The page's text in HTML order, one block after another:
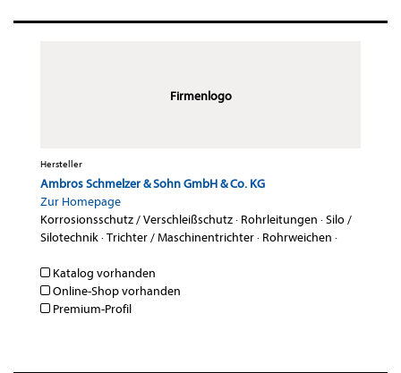
Firmenlogo
Hersteller
Ambros Schmelzer & Sohn GmbH & Co. KG
Zur Homepage
Korrosionsschutz / Verschleißschutz· Rohrleitungen ·Silo /
Silotechnik·Trichter / Maschinentrichter· Rohrweichen ·
Katalog vorhanden
Online-Shop vorhanden
Premium-Profil